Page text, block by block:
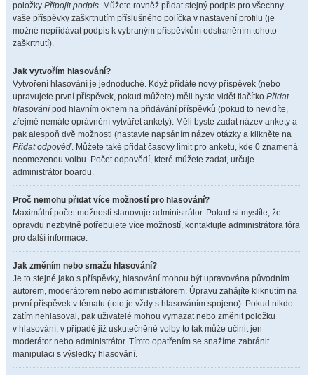
položky Připojit podpis. Můžete rovněž přidat stejný podpis pro všechny
vaše příspěvky zaškrtnutím příslušného políčka v nastavení profilu (je
možné nepřidávat podpis k vybraným příspěvkům odstraněním tohoto
zaškrtnutí).
Jak vytvořím hlasování?
Vytvoření hlasování je jednoduché. Když přidáte nový příspěvek (nebo
upravujete první příspěvek, pokud můžete) měli byste vidět tlačítko Přidat
hlasování pod hlavním oknem na přidávání příspěvků (pokud to nevidíte,
zřejmě nemáte oprávnění vytvářet ankety). Měli byste zadat název ankety a
pak alespoň dvě možnosti (nastavte napsáním název otázky a klikněte na
Přidat odpověď. Můžete také přidat časový limit pro anketu, kde 0 znamená
neomezenou volbu. Počet odpovědí, které můžete zadat, určuje
administrátor boardu.
Proč nemohu přidat více možností pro hlasování?
Maximální počet možností stanovuje administrátor. Pokud si myslíte, že
opravdu nezbytně potřebujete více možností, kontaktujte administrátora fóra
pro další informace.
Jak změním nebo smažu hlasování?
Je to stejné jako s příspěvky, hlasování mohou být upravována původním
autorem, moderátorem nebo administrátorem. Úpravu zahájíte kliknutím na
první příspěvek v tématu (toto je vždy s hlasováním spojeno). Pokud nikdo
zatím nehlasoval, pak uživatelé mohou vymazat nebo změnit položku
v hlasování, v případě již uskutečněné volby to tak může učinit jen
moderátor nebo administrátor. Tímto opatřením se snažíme zabránit
manipulaci s výsledky hlasování.